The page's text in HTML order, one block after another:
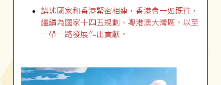
講述國家和香港緊密相連，香港會一如既往，
繼續為國家十四五規劃、粵港澳大灣區、以至
一帶一路發展作出貢獻。